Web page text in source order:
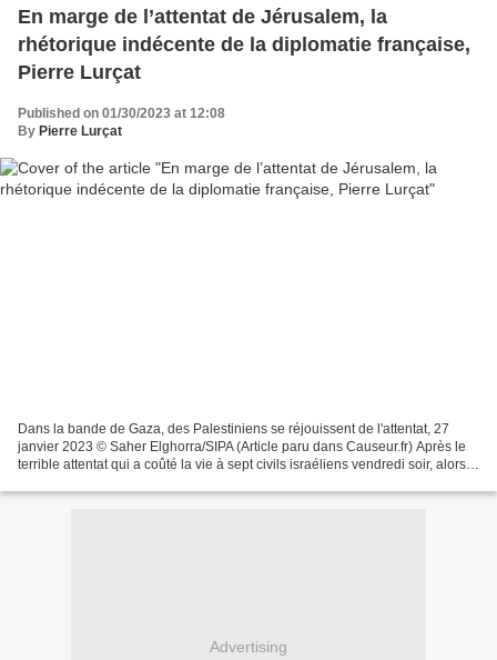
En marge de l’attentat de Jérusalem, la
rhétorique indécente de la diplomatie française,
Pierre Lurçat
Published on 01/30/2023 at 12:08
By Pierre Lurçat
Dans la bande de Gaza, des Palestiniens se réjouissent de l'attentat, 27
janvier 2023 © Saher Elghorra/SIPA (Article paru dans Causeur.fr) Après le
terrible attentat qui a coûté la vie à sept civils israéliens vendredi soir, alors
Advertising